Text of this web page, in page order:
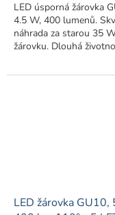
LED úsporná žárovka
4.5 W, 400 lumenů.
náhrada za starou 35
žárovku. Dlouhá
svítivost v porovnání se
LED žárovka GU10,